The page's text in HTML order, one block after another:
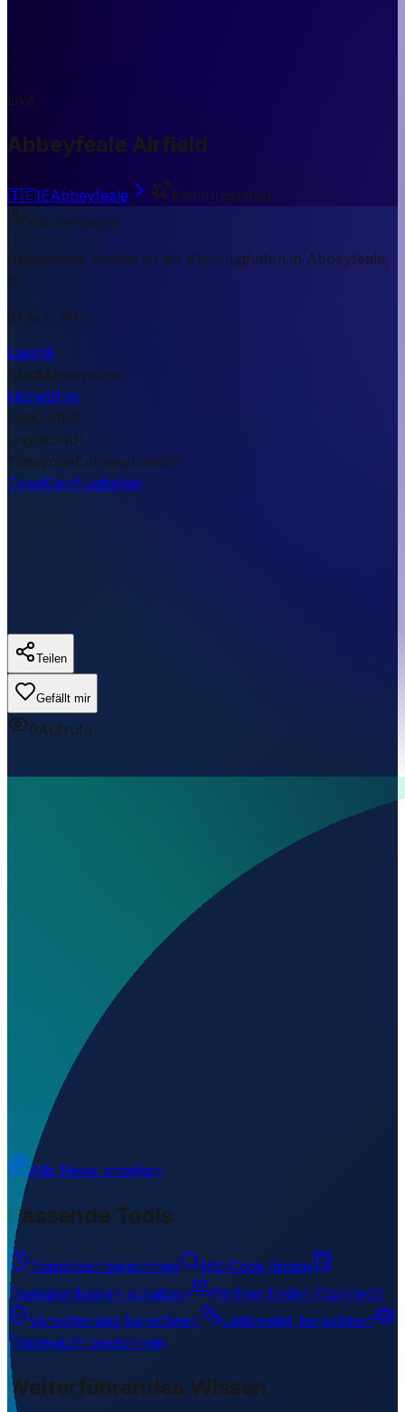
Live
Abbeyfeale Airfield
🇮🇪IEAbbeyfeale
Kleinflughafen
Kurzantwort
Abbeyfeale Airfield ist ein Kleinflughafen in Abbeyfeale,
IE.
91 m ü. NN.
LandIE
StadtAbbeyfeale
Höhe91 m
Lat52.3958
Lng-9.3401
TimezoneEurope/London
TypeKleinflughafen
Teilen
Gefällt mir
0Aufrufe
Wo liegt Abbeyfeale Airfield?
Auf welcher Höhe liegt Abbeyfeale Airfield?
Wird geladen...
52.39580
91
Alle News ansehen
Passende Tools
Transitzeit berechnen
HS-Code finden
Transportkosten schätzen
Partner finden (Connect)
Versicherung berechnen
Lademeter berechnen
Taxgewicht berechnen
Weiterführendes Wissen